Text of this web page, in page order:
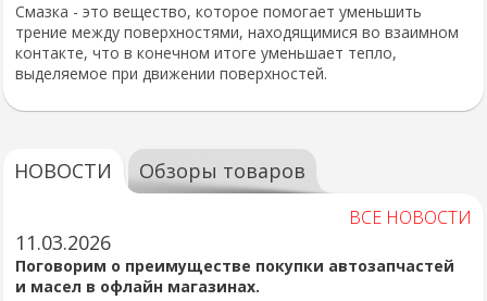
Смазка - это вещество, которое помогает уменьшить
трение между поверхностями, находящимися во взаимном
контакте, что в конечном итоге уменьшает тепло,
выделяемое при движении поверхностей.
НОВОСТИ Обзоры товаров
ВСЕ НОВОСТИ
11.03.2026
Поговорим о преимуществе покупки автозапчастей
и масел в офлайн магазинах.